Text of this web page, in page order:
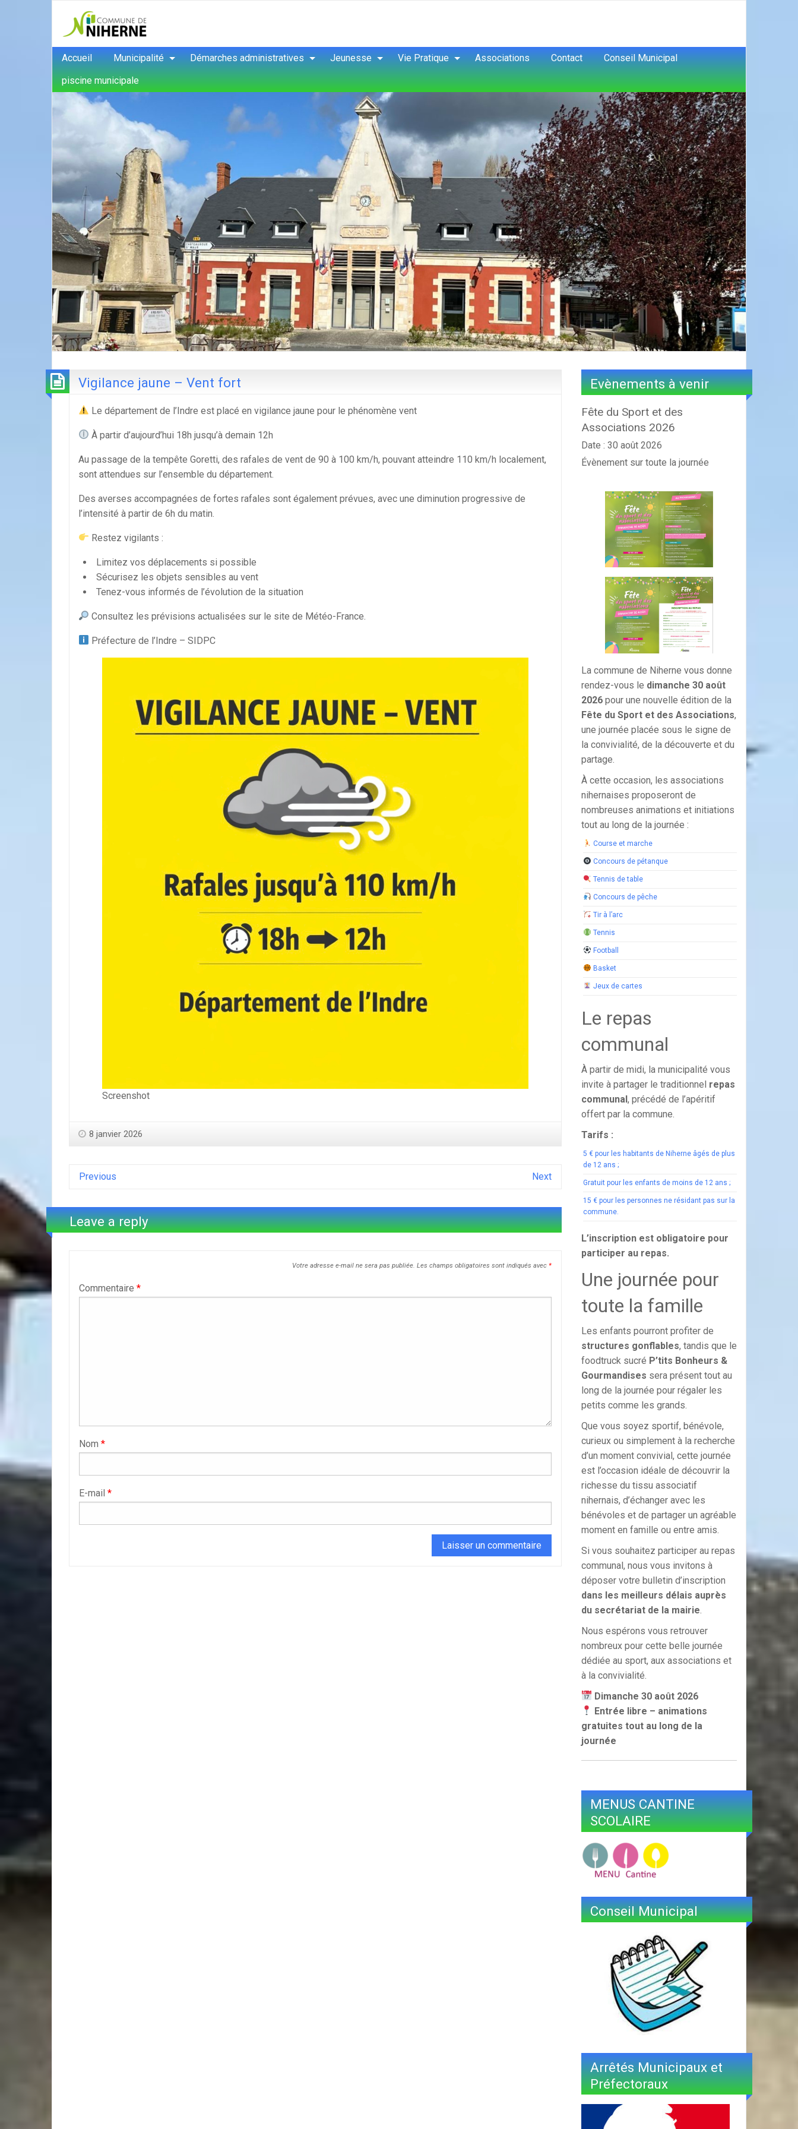
Accueil Municipalité Démarches administratives Jeunesse Vie Pratique Associations Contact Conseil Municipal
piscine municipale
Vigilance jaune – Vent fort
Le département de l’Indre est placé en vigilance jaune pour le phénomène vent
À partir d’aujourd’hui 18h jusqu’à demain 12h
Au passage de la tempête Goretti, des rafales de vent de 90 à 100 km/h, pouvant atteindre 110 km/h localement,
sont attendues sur l’ensemble du département.
Des averses accompagnées de fortes rafales sont également prévues, avec une diminution progressive de
l’intensité à partir de 6h du matin.
Restez vigilants :
Limitez vos déplacements si possible
Sécurisez les objets sensibles au vent
Tenez-vous informés de l’évolution de la situation
Consultez les prévisions actualisées sur le site de Météo-France.
Préfecture de l’Indre – SIDPC
Screenshot
8 janvier 2026
Previous Next
Leave a reply
Votre adresse e-mail ne sera pas publiée. Les champs obligatoires sont indiqués avec *
Commentaire *
Nom *
E-mail *
Evènements à venir
Fête du Sport et des
Associations 2026
Date : 30 août 2026
Évènement sur toute la journée
La commune de Niherne vous donne
rendez-vous le dimanche 30 août
2026 pour une nouvelle édition de la
Fête du Sport et des Associations,
une journée placée sous le signe de
la convivialité, de la découverte et du
partage.
À cette occasion, les associations
nihernaises proposeront de
nombreuses animations et initiations
tout au long de la journée :
Course et marche
Concours de pétanque
Tennis de table
Concours de pêche
Tir à l’arc
Tennis
Football
Basket
Jeux de cartes
Le repas
communal
À partir de midi, la municipalité vous
invite à partager le traditionnel repas
communal, précédé de l’apéritif
offert par la commune.
Tarifs :
5 € pour les habitants de Niherne âgés de plus
de 12 ans ;
Gratuit pour les enfants de moins de 12 ans ;
15 € pour les personnes ne résidant pas sur la
commune.
L’inscription est obligatoire pour
participer au repas.
Une journée pour
toute la famille
Les enfants pourront profiter de
structures gonflables, tandis que le
foodtruck sucré P’tits Bonheurs &
Gourmandises sera présent tout au
long de la journée pour régaler les
petits comme les grands.
Que vous soyez sportif, bénévole,
curieux ou simplement à la recherche
d’un moment convivial, cette journée
est l’occasion idéale de découvrir la
richesse du tissu associatif
nihernais, d’échanger avec les
bénévoles et de partager un agréable
moment en famille ou entre amis.
Si vous souhaitez participer au repas
communal, nous vous invitons à
déposer votre bulletin d’inscription
dans les meilleurs délais auprès
du secrétariat de la mairie.
Nous espérons vous retrouver
nombreux pour cette belle journée
dédiée au sport, aux associations et
à la convivialité.
Dimanche 30 août 2026
Entrée libre – animations
gratuites tout au long de la
journée
MENUS CANTINE
SCOLAIRE
Conseil Municipal
Arrêtés Municipaux et
Préfectoraux